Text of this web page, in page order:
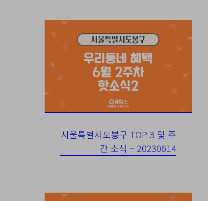
서울특별시도봉구 TOP 3 및 주
간 소식 – 20230614